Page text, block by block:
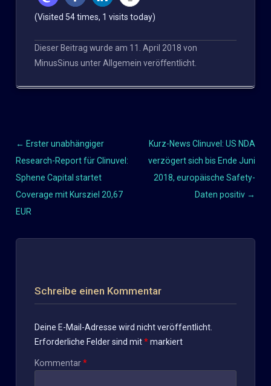
(Visited 54 times, 1 visits today)
Dieser Beitrag wurde am 11. April 2018 von
MinusSinus unterAllgemein veröffentlicht.
Beitragsnavigation
← Erster unabhängiger
Research-Report für Clinuvel:
Sphene Capital startet
Coverage mit Kursziel 20,67
EUR
Kurz-News Clinuvel: US NDA
verzögert sich bis Ende Juni
2018, europäische Safety-
Daten positiv →
Schreibe einen Kommentar
Deine E-Mail-Adresse wird nicht veröffentlicht.
Erforderliche Felder sind mit*markiert
Kommentar*